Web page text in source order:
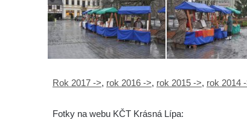
Rok 2017 ->, rok 2016 ->, rok 2015 ->, rok 2014
Fotky na webu KČT Krásná Lípa: